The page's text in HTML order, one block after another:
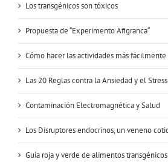
Los transgénicos son tóxicos
Propuesta de “Experimento Afigranca“
Cómo hacer las actividades más fácilmente
Las 20 Reglas contra la Ansiedad y el Stress
Contaminación Electromagnética y Salud
Los Disruptores endocrinos, un veneno
Guía roja y verde de alimentos transgénicos